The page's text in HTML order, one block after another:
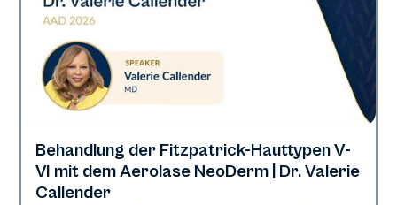
Neo Elite | Präsentationen
Behandlung der Fitzpatrick-Hauttypen V-
VI mit dem Aerolase NeoDerm | Dr. Valerie
Callender